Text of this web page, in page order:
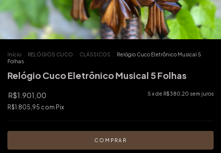
Início RELÓGIOS CUCO CLÁSSICOS
Relógio Cuco Eletrônico Musical 5
Folhas
Relógio Cuco Eletrônico Musical 5 Folhas
R$1.901,00 5 x de R$380,20 sem juros
R$1.805,95 com Pix